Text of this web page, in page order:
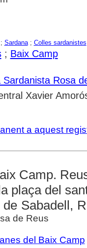
; Sardana; Colles sardanistes
; Baix Camp
Sardanista Rosa
Xavier
a aquest
Camp.
plaça del
Sabadell,
de Reus
del Baix Camp